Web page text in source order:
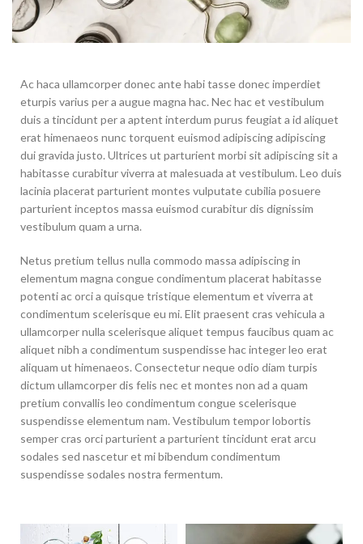
Ac haca ullamcorper donec ante habi tasse donec imperdiet
eturpis varius per a augue magna hac. Nec hac et vestibulum
duis a tincidunt per a aptent interdum purus feugiat a id aliquet
erat himenaeos nunc torquent euismod adipiscing adipiscing
dui gravida justo. Ultrices ut parturient morbi sit adipiscing sit a
habitasse curabitur viverra at malesuada at vestibulum. Leo duis
lacinia placerat parturient montes vulputate cubilia posuere
parturient inceptos massa euismod curabitur dis dignissim
vestibulum quam a urna.
Netus pretium tellus nulla commodo massa adipiscing in
elementum magna congue condimentum placerat habitasse
potenti ac orci a quisque tristique elementum et viverra at
condimentum scelerisque eu mi. Elit praesent cras vehicula a
ullamcorper nulla scelerisque aliquet tempus faucibus quam ac
aliquet nibh a condimentum suspendisse hac integer leo erat
aliquam ut himenaeos. Consectetur neque odio diam turpis
dictum ullamcorper dis felis nec et montes non ad a quam
pretium convallis leo condimentum congue scelerisque
suspendisse elementum nam. Vestibulum tempor lobortis
semper cras orci parturient a parturient tincidunt erat arcu
sodales sed nascetur et mi bibendum condimentum
suspendisse sodales nostra fermentum.